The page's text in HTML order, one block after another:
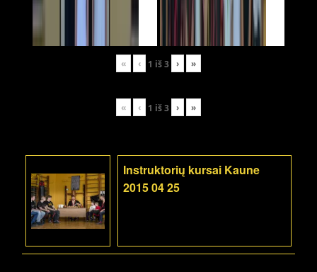
« ‹ 1 iš3 › »
« ‹ 1 iš3 › »
Instruktorių kursai Kaune
2015 04 25